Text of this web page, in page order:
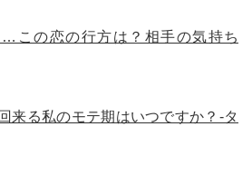
この恋の行方は？相手の気持ち
来る私のモテ期はいつですか？-タ